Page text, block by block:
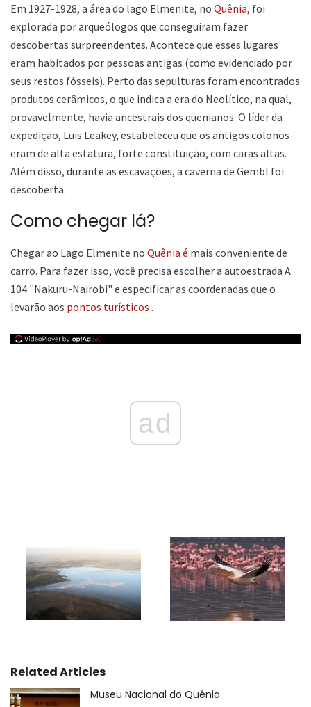
Em 1927-1928, a área do lago Elmenite, no Quênia, foi
explorada por arqueólogos que conseguiram fazer
descobertas surpreendentes. Acontece que esses lugares
eram habitados por pessoas antigas (como evidenciado por
seus restos fósseis). Perto das sepulturas foram encontrados
produtos cerâmicos, o que indica a era do Neolítico, na qual,
provavelmente, havia ancestrais dos quenianos. O líder da
expedição, Luis Leakey, estabeleceu que os antigos colonos
eram de alta estatura, forte constituição, com caras altas.
Além disso, durante as escavações, a caverna de Gembl foi
descoberta.
Como chegar lá?
Chegar ao Lago Elmenite no Quênia é mais conveniente de
carro. Para fazer isso, você precisa escolher a autoestrada A
104 "Nakuru-Nairobi" e especificar as coordenadas que o
levarão aos pontos turísticos .
ad
Related Articles
Museu Nacional do Quênia